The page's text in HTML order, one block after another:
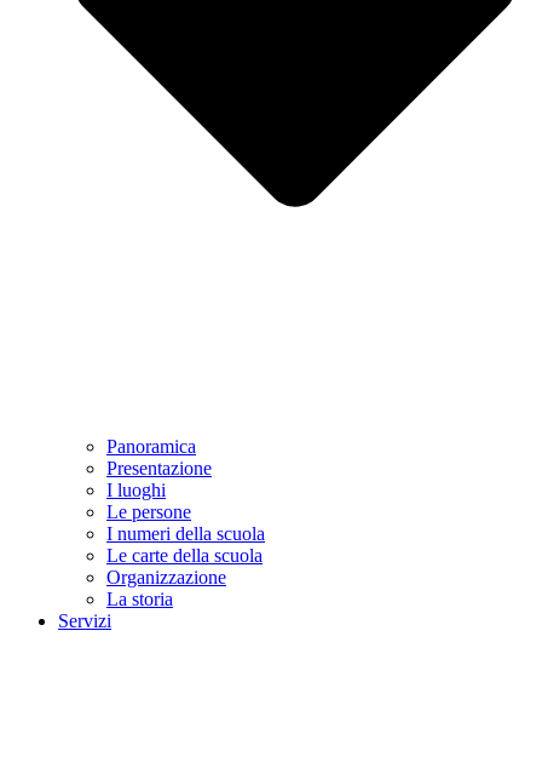
Panoramica
Presentazione
I luoghi
Le persone
I numeri della scuola
Le carte della scuola
Organizzazione
La storia
Servizi